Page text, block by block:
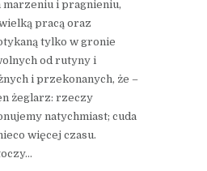
i pragnieniu,
pracą oraz
tylko w gronie
od rutyny i
i przekonanych, że –
żeglarz: rzeczy
natychmiast; cuda
więcej czasu.